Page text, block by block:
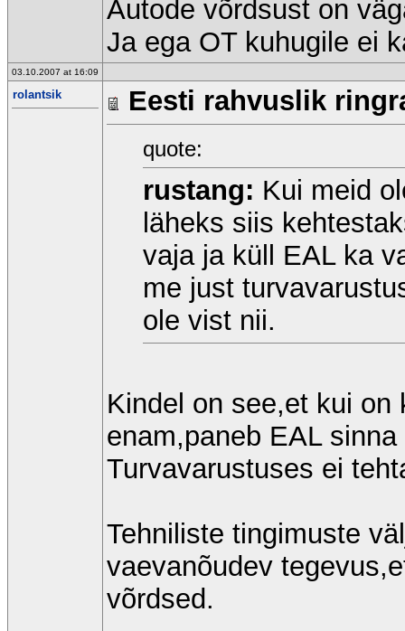
Autode võrdsust on
Ja ega OT kuhugile ei
03.10.2007 at 16:09
rolantsik Eesti rahvuslik
quote:
rustang: Kui meid
läheks siis
vaja ja küll EAL ka
me just
ole vist nii.
Kindel on see,et kui
enam,paneb EAL
Turvavarustuses ei
Tehniliste tingimuste
vaevanõudev
võrdsed.